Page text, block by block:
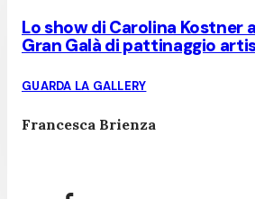
Lo show di Carolina Kostner
Gran Galà di pattinaggio
GUARDA LA GALLERY
Francesca Brienza